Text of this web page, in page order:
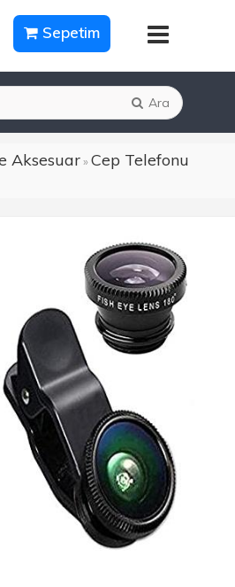
Sepetim
Ara
Aksesuar»Cep Telefonu